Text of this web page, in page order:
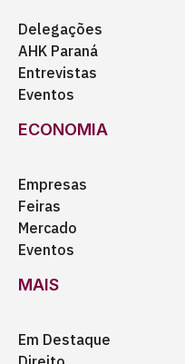
Delegações
AHK Paraná
Entrevistas
Eventos
ECONOMIA
Empresas
Feiras
Mercado
Eventos
MAIS
Em Destaque